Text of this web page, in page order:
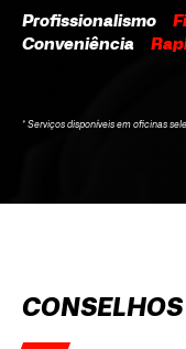
Profissionalismo
Conveniência
* Serviços disponíveis em oficinas
CONSELHOS